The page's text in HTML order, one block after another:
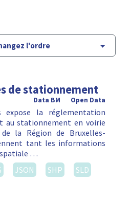
l'ordre
de stationnement
Open Data
Data BM
expose la réglementation
au stationnement en voirie
la Région de Bruxelles-
tant les informations
spatiale …
JSON SHP
SLD